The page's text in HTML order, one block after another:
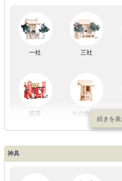
一社 三社
稲荷 その他の社
神具